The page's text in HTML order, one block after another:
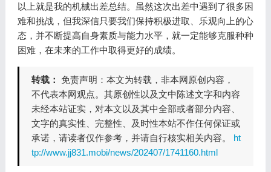
以上就是我的机械出差总结。虽然这次出差中遇到了很多困
难和挑战，但我深信只要我们保持积极进取、乐观向上的心
态，并不断提高自身素质与能力水平，就一定能够克服种种
困难，在未来的工作中取得更好的成绩。
转载： 免责声明：本文为转载，非本网原创内容，
不代表本网观点。其原创性以及文中陈述文字和内容
未经本站证实，对本文以及其中全部或者部分内容、
文字的真实性、完整性、及时性本站不作任何保证或
承诺，请读者仅作参考，并请自行核实相关内容。 ht
tp://www.jj831.mobi/news/202407/1741160.html